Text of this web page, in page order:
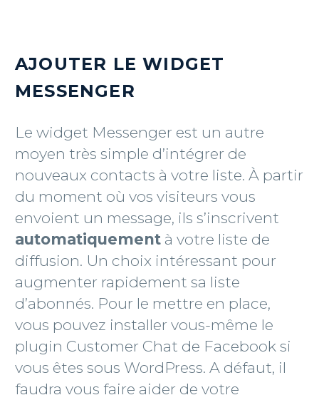
AJOUTER LE WIDGET
MESSENGER
Le widget Messenger est un autre
moyen très simple d’intégrer de
nouveaux contacts à votre liste. À partir
du moment où vos visiteurs vous
envoient un message, ils s’inscrivent
automatiquement à votre liste de
diffusion. Un choix intéressant pour
augmenter rapidement sa liste
d’abonnés. Pour le mettre en place,
vous pouvez installer vous-même le
plugin Customer Chat de Facebook si
vous êtes sous WordPress. A défaut, il
faudra vous faire aider de votre